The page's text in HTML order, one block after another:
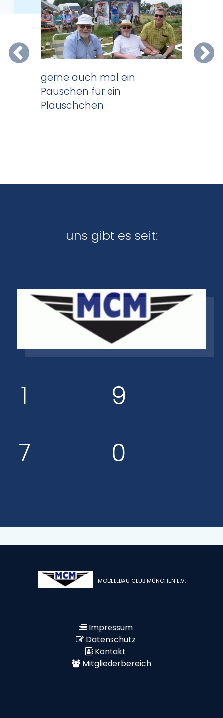
gerne auch mal ein
Päuschen für ein
Pläuschchen
uns gibt es seit:
1
9
7
0
MODELLBAU CLUB MÜNCHEN E.V.
Impressum
Datenschutz
Kontakt
Mitgliederbereich